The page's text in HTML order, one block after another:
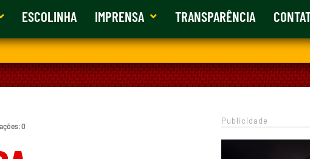
ESCOLINHA IMPRENSA TRANSPARÊNCIA
0
Publicidade